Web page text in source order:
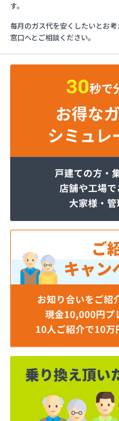
グリーンホーム株式会社
ケイ・ティ液化ガス
コーアガステック株式会社
サンエープロパン
すえまつ興産株式会社
セブンガス株式会社
ダイネン株式会社 北九州
ネットワークガスオーエ
ホ－ムガス株式会社
ホ－ムガス商事有限会社
ミライフ西日本株式会社
安永米穀販売店
安全プロパン有限会社
安部燃料店
井手燃料店
井上幸男商店
一丁田プロパン
一二三プロパン商事
一木商店
宇島瓦斯株式会社 宇島営
宇島瓦斯株式会社 門司営
宇木商店
永島米穀燃料店
延命ガス
す。
毎月のガス代を安くしたいとお
窓口へとご相談ください。